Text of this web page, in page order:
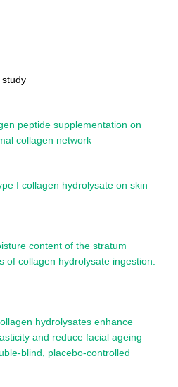
study
peptide supplementation on
collagen network
I collagen hydrolysate on skin
content of the stratum
of collagen hydrolysate ingestion.
hydrolysates enhance
and reduce facial ageing
blind, placebo-controlled